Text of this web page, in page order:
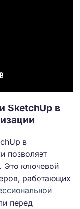
SketchUp в
в
позволяет
Это ключевой
работающих
перед